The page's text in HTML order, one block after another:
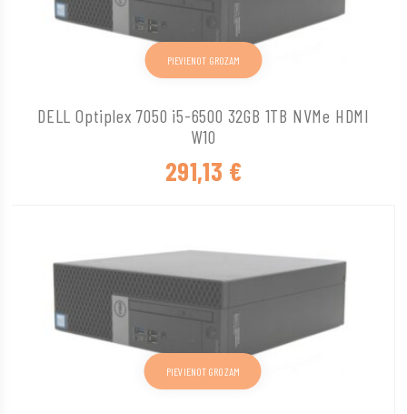
DELL Optiplex 7050 i5-6500 32GB 1TB NVMe HDMI
W10
291,13 €
PIEVIENOT GROZAM
PIEVIENOT GROZAM